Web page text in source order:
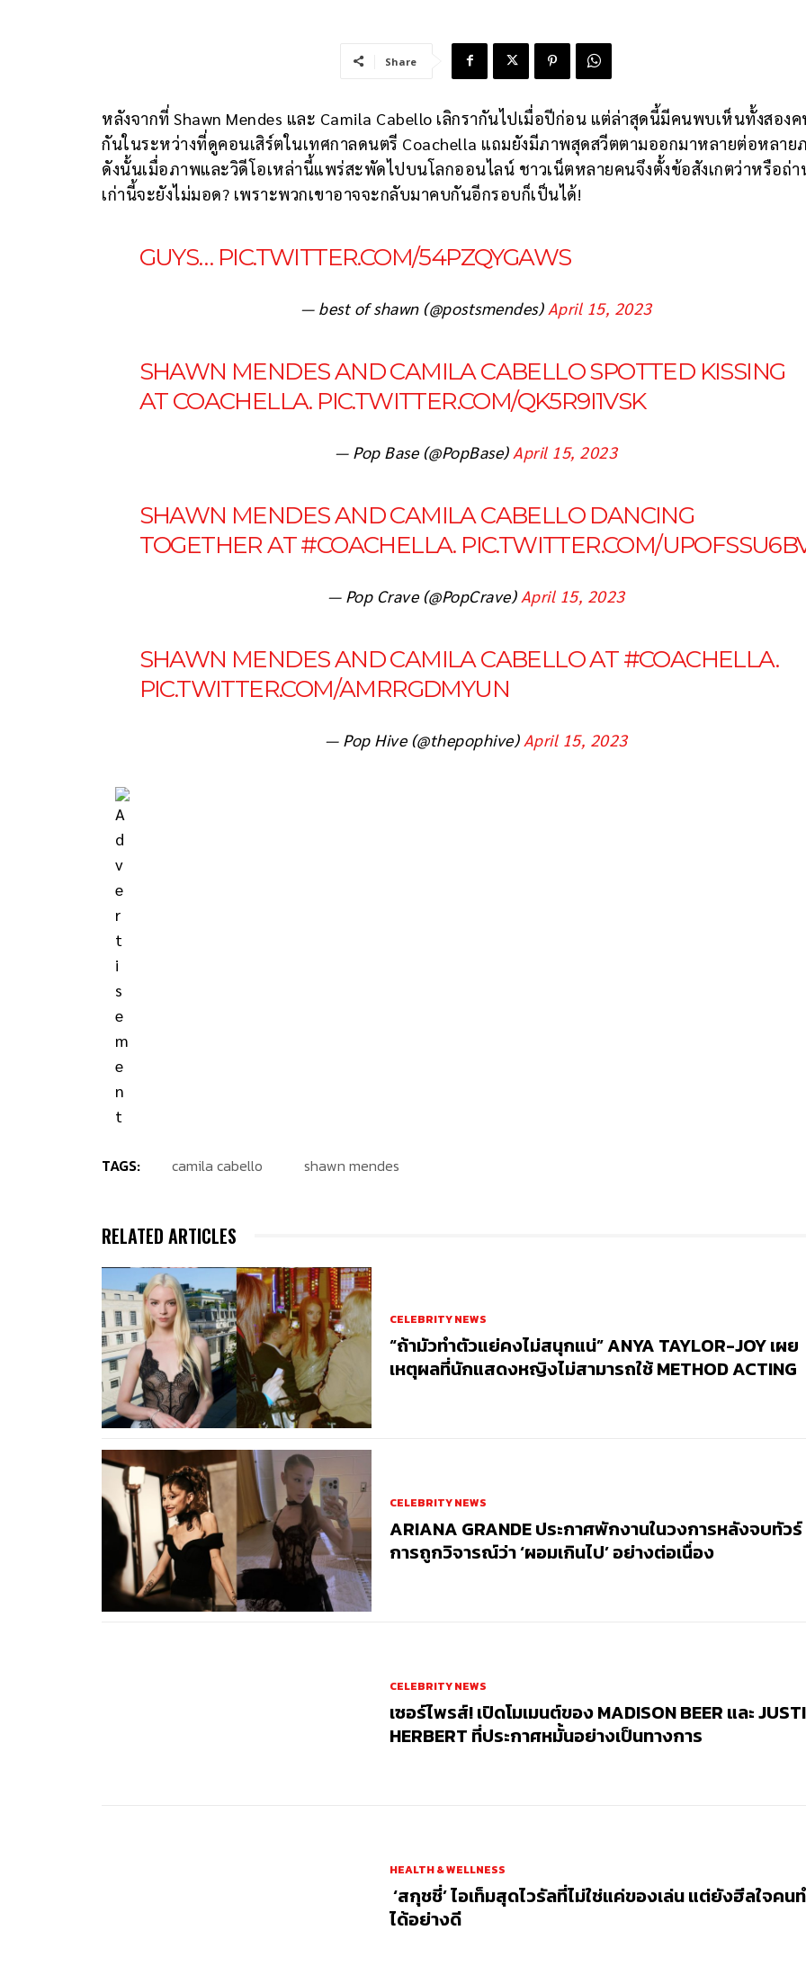
Share
หลังจากที่ Shawn Mendes และ Camila Cabello เลิกรากันไปเมื่อปีก่อน แต่ล่าสุดนี้มีคนพบเห็นทั้งสอง
กันในระหว่างที่ดูคอนเสิร์ตในเทศกาลดนตรี Coachella แถมยังมีภาพสุดสวีตตามออกมาหลายต่อหลาย
ดังนั้นเมื่อภาพและวิดีโอเหล่านี้แพร่สะพัดไปบนโลกออนไลน์ ชาวเน็ตหลายคนจึงตั้งข้อสังเกตว่าหรือถ่
เก่านี้จะยังไม่มอด? เพราะพวกเขาอาจจะกลับมาคบกันอีกรอบก็เป็นได้!
GUYS… PIC.TWITTER.COM/54PZQYGAWS
— best of shawn (@postsmendes) April 15, 2023
SHAWN MENDES AND CAMILA CABELLO SPOTTED KISSING
AT COACHELLA. PIC.TWITTER.COM/QK5R9I1VSK
— Pop Base (@PopBase) April 15, 2023
SHAWN MENDES AND CAMILA CABELLO DANCING
TOGETHER AT#COACHELLA. PIC.TWITTER.COM/
— Pop Crave (@PopCrave) April 15, 2023
SHAWN MENDES AND CAMILA CABELLO AT#COACHELLA.
PIC.TWITTER.COM/AMRRGDMYUN
— Pop Hive (@thepophive) April 15, 2023
TAGS: camila cabello shawn mendes
RELATED ARTICLES
CELEBRITY NEWS
“ถ้ามัวทำตัวแย่คงไม่สนุกแน่” ANYA TAYLOR-JOY เผย
เหตุผลที่นักแสดงหญิงไม่สามารถใช้ METHOD ACTING
CELEBRITY NEWS
ARIANA GRANDE ประกาศพักงานในวงการหลังจบทัว
การถูกวิจารณ์ว่า ‘ผอมเกินไป’ อย่างต่อเนื่อง
CELEBRITY NEWS
เซอร์ไพรส์! เปิดโมเมนต์ของ MADISON BEER และ
HERBERT ที่ประกาศหมั้นอย่างเป็นทางการ
HEALTH & WELLNESS
‘สกุชชี่’ ไอเท็มสุดไวรัลที่ไม่ใช่แค่ของเล่น แต่ยังฮีลใจคน
ได้อย่างดี